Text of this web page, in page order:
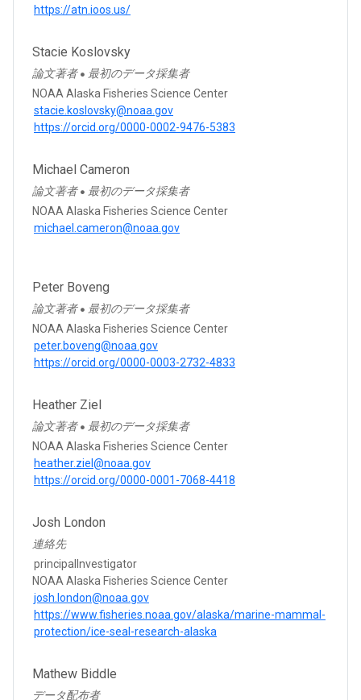
https://atn.ioos.us/
Stacie Koslovsky
論文著者 ● 最初のデータ採集者
NOAA Alaska Fisheries Science Center
stacie.koslovsky@noaa.gov
https://orcid.org/0000-0002-9476-5383
Michael Cameron
論文著者 ● 最初のデータ採集者
NOAA Alaska Fisheries Science Center
michael.cameron@noaa.gov
Peter Boveng
論文著者 ● 最初のデータ採集者
NOAA Alaska Fisheries Science Center
peter.boveng@noaa.gov
https://orcid.org/0000-0003-2732-4833
Heather Ziel
論文著者 ● 最初のデータ採集者
NOAA Alaska Fisheries Science Center
heather.ziel@noaa.gov
https://orcid.org/0000-0001-7068-4418
Josh London
連絡先
principalInvestigator
NOAA Alaska Fisheries Science Center
josh.london@noaa.gov
https://www.fisheries.noaa.gov/alaska/marine-mammal-
protection/ice-seal-research-alaska
Mathew Biddle
データ配布者